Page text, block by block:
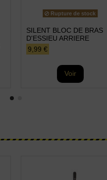
Rupture de stock
SILENT BLOC DE BRAS
D'ESSIEU ARRIERE
9,99 €
Voir